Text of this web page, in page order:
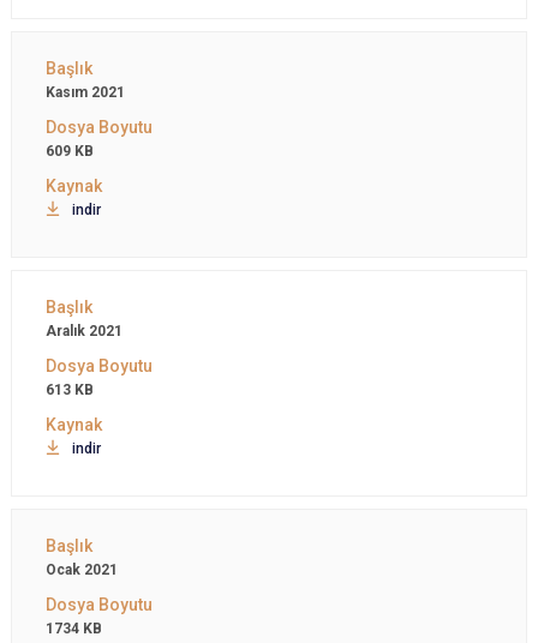
Kasım 2021
609 KB
indir
Aralık 2021
613 KB
indir
Ocak 2021
1734 KB